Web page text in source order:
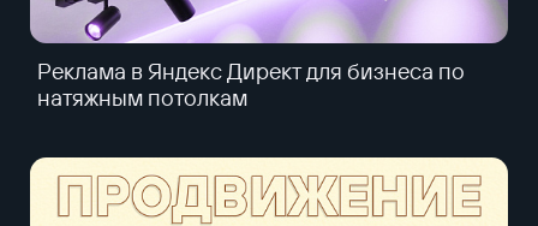
Реклама в Яндекс Директ для бизнеса по
натяжным потолкам